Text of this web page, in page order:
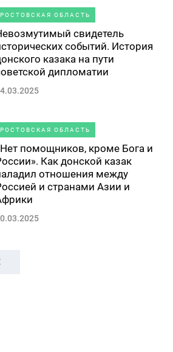
РОСТОВСКАЯ ОБЛАСТЬ
свидетель
событий. История
казака на пути
дипломатии
РОСТОВСКАЯ ОБЛАСТЬ
помощников, кроме Бога и
Как донской казак
отношения между
и странами Азии и